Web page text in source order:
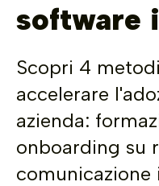
software
Scopri 4
accelerare
azienda:
onboarding su
comunicazione